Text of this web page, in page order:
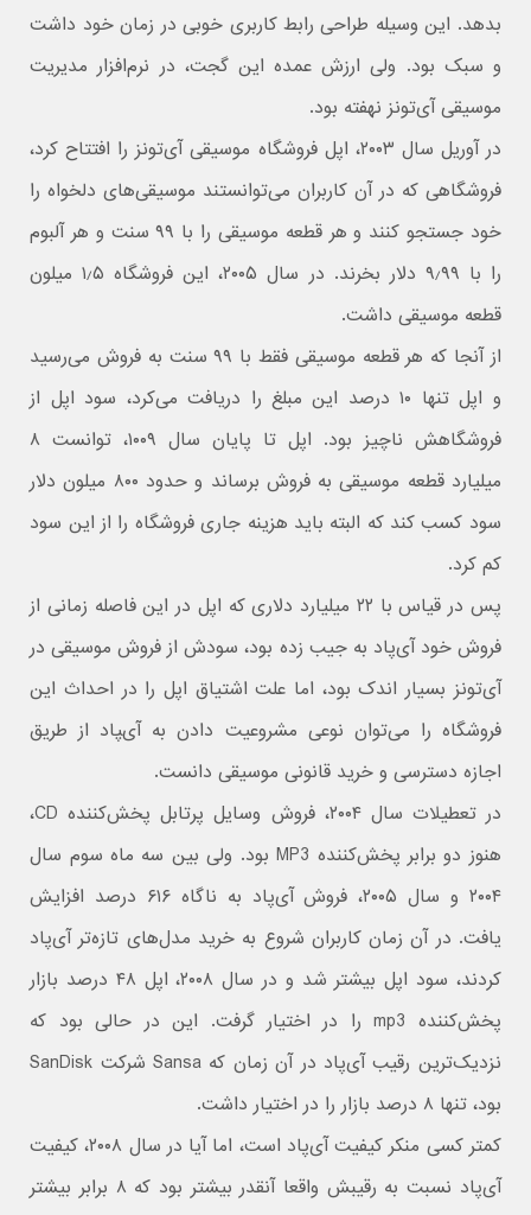
بدهد. این وسیله طراحی رابط کاربری خوبی در زمان خود داشت
و سبک بود. ولی ارزش عمده این گجت، در نرم‌افزار مدیریت
موسیقی آی‌تونز نهفته بود.
در آوریل سال ۲۰۰۳، اپل فروشگاه موسیقی آی‌تونز را افتتاح کرد،
فروشگاهی که در آن کاربران می‌توانستند موسیقی‌های دلخواه را
خود جستجو کنند و هر قطعه موسیقی را با ۹۹ سنت و هر آلبوم
را با ۹٫۹۹ دلار بخرند. در سال ۲۰۰۵، این فروشگاه ۱٫۵ میلون
قطعه موسیقی داشت.
از آنجا که هر قطعه موسیقی فقط با ۹۹ سنت به فروش می‌رسید
و اپل تنها ۱۰ درصد این مبلغ را دریافت می‌کرد، سود اپل از
فروشگاهش ناچیز بود. اپل تا پایان سال ۱۰۰۹، توانست ۸
میلیارد قطعه موسیقی به فروش برساند و حدود ۸۰۰ میلون دلار
سود کسب کند که البته باید هزینه جاری فروشگاه را از این سود
کم کرد.
پس در قیاس با ۲۲ میلیارد دلاری که اپل در این فاصله زمانی از
فروش خود آی‌پاد به جیب زده بود، سودش از فروش موسیقی در
آی‌تونز بسیار اندک بود، اما علت اشتیاق اپل را در احداث این
فروشگاه را می‌توان نوعی مشروعیت دادن به آی‌‍پاد از طریق
اجازه دسترسی و خرید قانونی موسیقی دانست.
در تعطیلات سال ۲۰۰۴، فروش وسایل پرتابل پخش‌کننده CD،
هنوز دو برابر پخش‌کننده MP3 بود. ولی بین سه ماه سوم سال
۲۰۰۴ و سال ۲۰۰۵، فروش آی‌پاد به ناگاه ۶۱۶ درصد افزایش
یافت. در آن زمان کاربران شروع به خرید مدل‌های تازه‌تر آی‌پاد
کردند، سود اپل بیشتر شد و در سال ۲۰۰۸، اپل ۴۸ درصد بازار
پخش‌کننده mp3 را در اختیار گرفت. این در حالی بود که
نزدیک‌ترین رقیب ‌آی‌پاد در آن زمان که Sansa شرکت SanDisk
بود، تنها ۸ درصد بازار را در اختیار داشت.
کمتر کسی منکر کیفیت آی‌پاد است، اما آیا در سال ۲۰۰۸، کیفیت
آی‌پاد نسبت به رقیبش واقعا آنقدر بیشتر بود که ۸ برابر بیشتر